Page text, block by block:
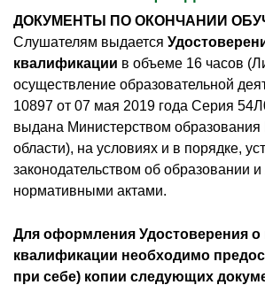
ДОКУМЕНТЫ ПО ОКОНЧАНИИ
Слушателям выдается
квалификации в объеме 16 часов
осуществление образовательной
10897 от 07 мая 2019 года Серия
выдана Министерством образования
области), на условиях и в порядке,
законодательством об образовании
нормативными актами.
Для оформления Удостоверения
квалификации необходимо
при себе) копии следующих